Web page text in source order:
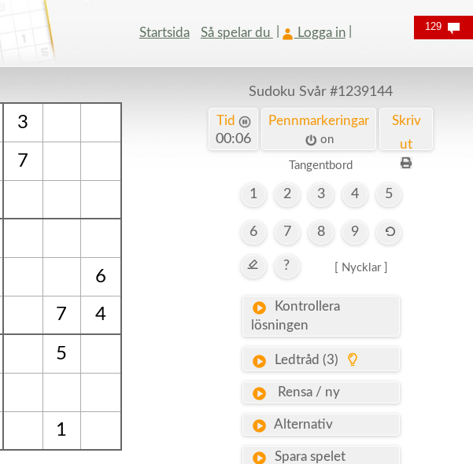
Startsida Så spelar du Logga in
3
7
6
7
4
5
1
Sudoku Svår #1239144
Tid
00:07
Pennmarkeringar
on
Skriv
ut
Tangentbord
1 2 3 4 5
6 7 8 9
? [ Nycklar ]
Kontrollera
lösningen
Ledtråd (3)
Rensa / ny
Alternativ
Spara spelet
129